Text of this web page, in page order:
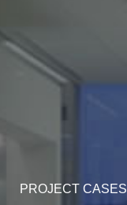
PROJECT CASES